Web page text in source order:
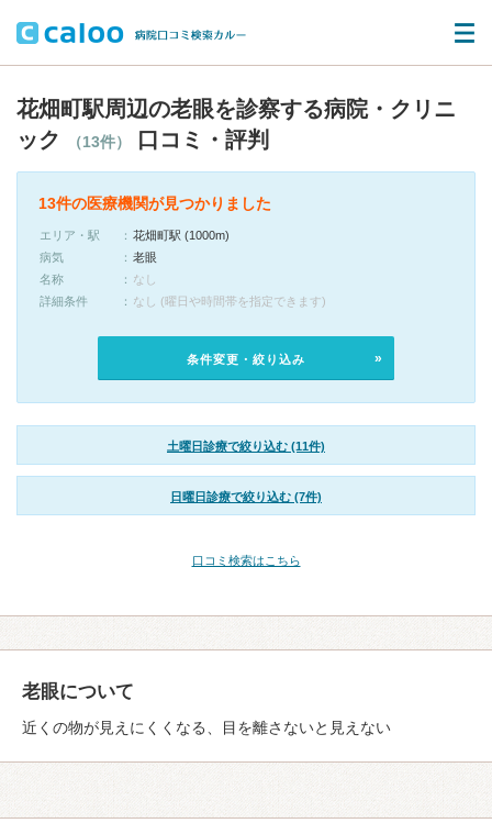
花畑町駅周辺の老眼を診察する病院・クリニ
ック
（13件） 口コミ・評判
13件の医療機関が見つかりました
エリア・駅
花畑町駅 (1000m)
病気
老眼
名称
なし
詳細条件
なし (曜日や時間帯を指定できます)
条件変更・絞り込み
土曜日診療で絞り込む (11件)
日曜日診療で絞り込む (7件)
口コミ検索はこちら
老眼について
近くの物が見えにくくなる、目を離さないと見えない